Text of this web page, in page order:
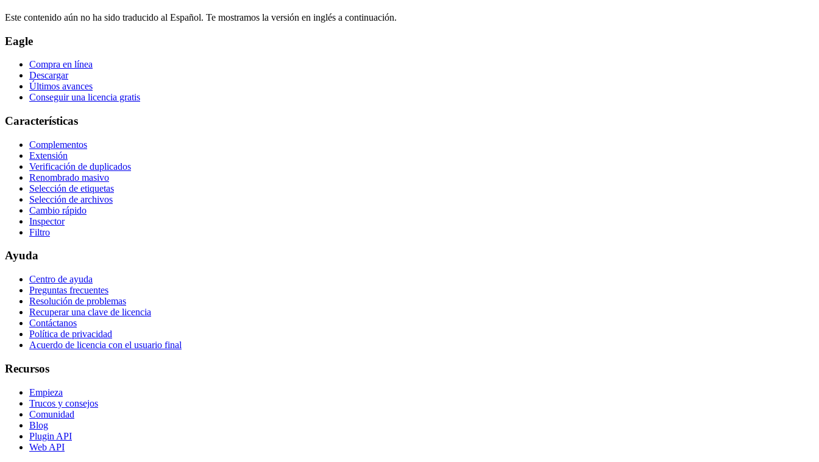
Este contenido aún no ha sido traducido al Español. Te mostramos la versión en inglés a continuación.
Eagle
Compra en línea
Descargar
Últimos avances
Conseguir una licencia gratis
Características
Complementos
Extensión
Verificación de duplicados
Renombrado masivo
Selección de etiquetas
Selección de archivos
Cambio rápido
Inspector
Filtro
Ayuda
Centro de ayuda
Preguntas frecuentes
Resolución de problemas
Recuperar una clave de licencia
Contáctanos
Política de privacidad
Acuerdo de licencia con el usuario final
Recursos
Empieza
Trucos y consejos
Comunidad
Blog
Plugin API
Web API